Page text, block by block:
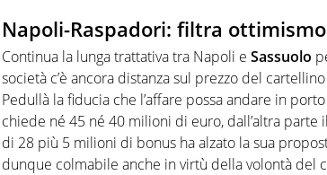
Napoli-Raspadori: filtra ottimismo
Continua la lunga trattativa tra Napoli e Sassuolo
società c’è ancora distanza sul prezzo del
Pedullà la fiducia che l’affare possa andare in
chiede né 45 né 40 milioni di euro, dall’altra parte il
di 28 più 5 milioni di bonus ha alzato la sua
dunque colmabile anche in virtù della volontà del